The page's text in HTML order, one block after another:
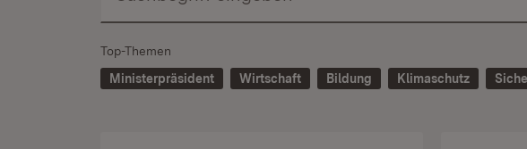
Top-Themen
Ministerpräsident
Wirtschaft Bildung Klimaschutz